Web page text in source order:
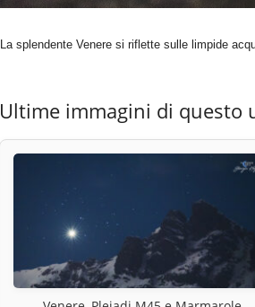
La splendente Venere si riflette sulle limpide
Ultime immagini di questo